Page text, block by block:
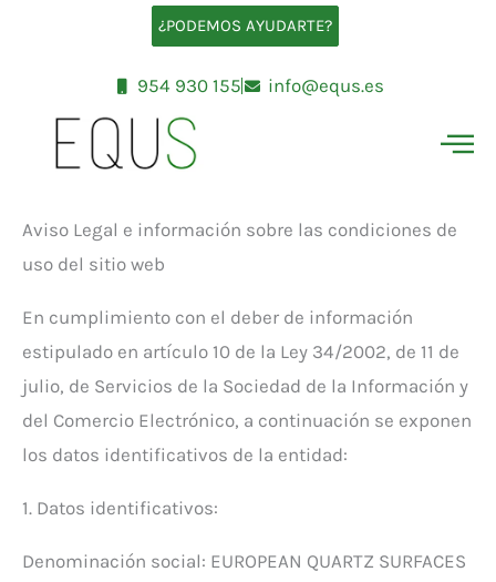
¿PODEMOS AYUDARTE?
954 930 155 info@equs.es
Aviso Legal e información sobre las condiciones de
uso del sitio web
En cumplimiento con el deber de información
estipulado en artículo 10 de la Ley 34/2002, de 11 de
julio, de Servicios de la Sociedad de la Información y
del Comercio Electrónico, a continuación se exponen
los datos identificativos de la entidad:
1. Datos identificativos:
Denominación social: EUROPEAN QUARTZ SURFACES